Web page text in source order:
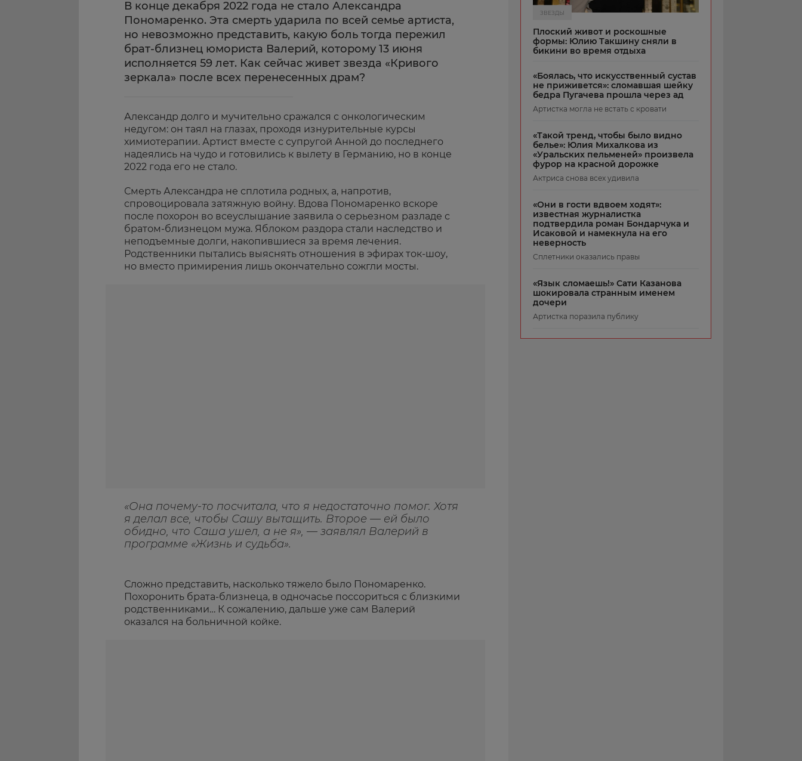
В конце декабря 2022 года не стало Александра
Пономаренко. Эта смерть ударила по всей семье артиста,
но невозможно представить, какую боль тогда пережил
брат-близнец юмориста Валерий, которому 13 июня
исполняется 59 лет. Как сейчас живет звезда «Кривого
зеркала» после всех перенесенных драм?
Александр долго и мучительно сражался с онкологическим
недугом: он таял на глазах, проходя изнурительные курсы
химиотерапии. Артист вместе с супругой Анной до последнего
надеялись на чудо и готовились к вылету в Германию, но в конце
2022 года его не стало.
Смерть Александра не сплотила родных, а, напротив,
спровоцировала затяжную войну. Вдова Пономаренко вскоре
после похорон во всеуслышание заявила о серьезном разладе с
братом-близнецом мужа. Яблоком раздора стали наследство и
неподъемные долги, накопившиеся за время лечения.
Родственники пытались выяснять отношения в эфирах ток-шоу,
но вместо примирения лишь окончательно сожгли мосты.
«Она почему-то посчитала, что я недостаточно помог. Хотя
я делал все, чтобы Сашу вытащить. Второе — ей было
обидно, что Саша ушел, а не я», — заявлял Валерий в
программе «Жизнь и судьба».
Сложно представить, насколько тяжело было Пономаренко.
Похоронить брата-близнеца, в одночасье поссориться с близкими
родственниками… К сожалению, дальше уже сам Валерий
оказался на больничной койке.
ЗВЕЗДЫ
Плоский живот и роскошные
формы: Юлию Такшину сняли в
бикини во время отдыха
«Боялась, что искусственный сустав
не приживется»: сломавшая шейку
бедра Пугачева прошла через ад
Артистка могла не встать с кровати
«Такой тренд, чтобы было видно
белье»: Юлия Михалкова из
«Уральских пельменей» произвела
фурор на красной дорожке
Актриса снова всех удивила
«Они в гости вдвоем ходят»:
известная журналистка
подтвердила роман Бондарчука и
Исаковой и намекнула на его
неверность
Сплетники оказались правы
«Язык сломаешь!» Сати Казанова
шокировала странным именем
дочери
Артистка поразила публику